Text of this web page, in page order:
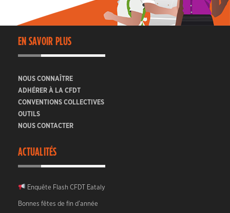
EN SAVOIR PLUS
NOUS CONNAÎTRE
ADHÉRER À LA CFDT
CONVENTIONS COLLECTIVES
OUTILS
NOUS CONTACTER
ACTUALITÉS
Enquête Flash CFDT Eataly
Bonnes fêtes de fin d’année